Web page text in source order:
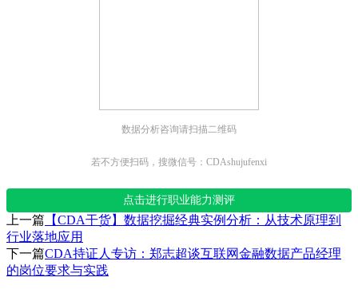
数据分析咨询请扫描二维码
若不方便扫码，搜微信号：CDAshujufenxi
点击进行职业能力测评
上一篇 【CDA干货】数据挖掘经典实例分析：从技术原理到
行业落地应用
下一篇CDA持证人专访：郑志超谈互联网金融数据产品经理
的岗位要求与实践